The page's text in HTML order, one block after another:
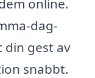
dag-
din gest av
snabbt.